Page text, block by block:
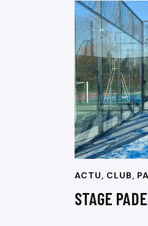
ACTU, CLUB,
STAGE